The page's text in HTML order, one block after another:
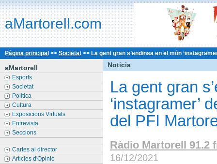
aMartorell.com
Pàgina principal >> Societat >> La gent gran s’endinsa en el món
aMartorell
Esports
Societat
Política
Cultura
Exposicions Virtuals
Entrevista
Seccions
Cartes al director
Articles d'Opinió
Noticia
La gent gran
‘instagramer’
del PFI
Ràdio Martorell 91.2
16/12/2021